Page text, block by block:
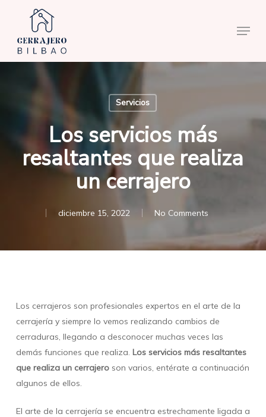
main
content
Menu
Servicios
Los servicios más
resaltantes que realiza
un cerrajero
diciembre 15, 2022 No Comments
Los cerrajeros son profesionales expertos en el arte de la
cerrajería y siempre lo vemos realizando cambios de
cerraduras, llegando a desconocer muchas veces las
demás funciones que realiza. Los servicios más resaltantes
que realiza un cerrajeroson varios, entérate a continuación
algunos de ellos.
El arte de la cerrajería se encuentra estrechamente ligada a